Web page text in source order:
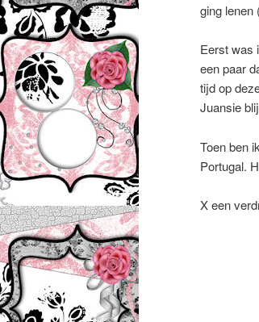
ging lenen
Eerst was
een paar
tijd op
Juansie
Toen ben
Portugal.
X een